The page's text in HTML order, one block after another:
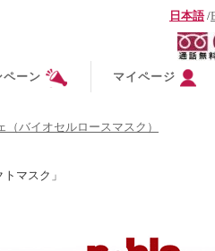
日本語/
ペーン マイページ
（バイオセルロースマスク）
マスク」